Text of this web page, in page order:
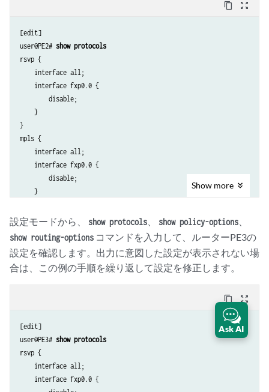
    traceoptions {
        file bgp.log world-readable;
    }
    group ibgp {
        type internal;
        local-address 10.255.183.58;
        family inet {
            unicast;
        }
        family l2vpn {
            signaling {
                egress-protection;
        }
        neighbor 192.0.2.3;
        neighbor 192.0.2.4;
    }
        flag error;
    }
    level 1 disable;
    level 2 wide-metrics-only;
    interface all {
content_copy zoom_out_map
[edit]
user@PE2# show protocols
rsvp {
    interface all;
    interface fxp0.0 {
        disable;
    }
}
mpls {
    interface all;
    interface fxp0.0 {
        disable;
    }
    egress-protection {
        context-identifier 198.51.100.3 {
            protector;
            advertise-mode stub-alias;
        }
        traceoptions {
        }
    }
}
bgp {
    traceoptions {
        file bgp.log world-readable;
Show more
設定モードから、 show protocols show policy-options
show routing-options コマンドを入力して、ルーターPE3の
設定を確認します。出力に意図した設定が表示されない場
合は、この例の手順を繰り返して設定を修正します。
content_copy zoom_out_map
[edit]
user@PE3# show protocols
rsvp {
    interface all;
    interface fxp0.0 {
Ask AI